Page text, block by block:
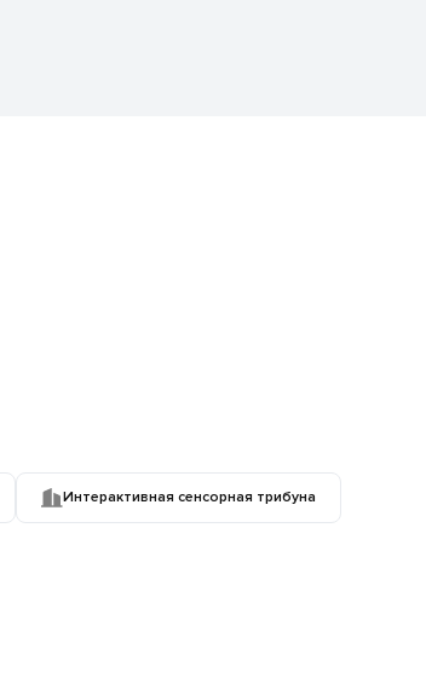
Интерактивная сенсорная трибуна